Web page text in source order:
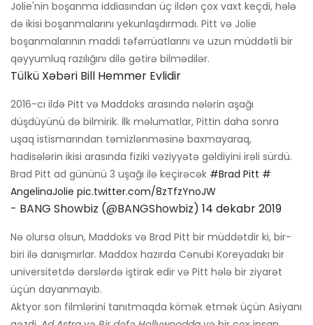
Jolie'nin boşanma iddiasından üç ildən çox vaxt keçdi, hələ
də ikisi boşanmalarını yekunlaşdırmadı. Pitt və Jolie
boşanmalarının maddi təfərrüatlarını və uzun müddətli bir
qəyyumluq razılığını dilə gətirə bilmədilər.
Tülkü Xəbəri Bill Hemmer Evlidir
2016-cı ildə Pitt və Maddoks arasında nələrin aşağı
düşdüyünü də bilmirik. İlk məlumatlar, Pittin daha sonra
uşaq istismarından təmizlənməsinə baxmayaraq,
hadisələrin ikisi arasında fiziki vəziyyətə gəldiyini irəli sürdü.
Brad Pitt ad gününü 3 uşağı ilə keçirəcək #Brad Pitt #
AngelinaJolie pic.twitter.com/8zTfzYnoJW
- BANG Showbiz (@BANGShowbiz) 14 dekabr 2019
Nə olursa olsun, Maddoks və Brad Pitt bir müddətdir ki, bir-
biri ilə danışmırlar. Maddox hazırda Cənubi Koreyadakı bir
universitetdə dərslərdə iştirak edir və Pitt hələ bir ziyarət
üçün dayanmayıb.
Aktyor son filmlərini tanıtmaqda kömək etmək üçün Asiyanı